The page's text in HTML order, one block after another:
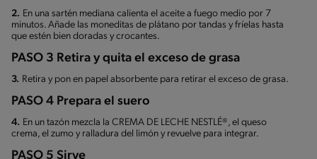
2. En una sartén mediana calienta el aceite a fuego medio por 7
minutos. Añade las moneditas de plátano por tandas y fríelas hasta
que estén bien doradas y crocantes.
PASO 3 Retira y quita el exceso de grasa
3. Retira y pon en papel absorbente para retirar el exceso de grasa.
PASO 4 Prepara el suero
4. En un tazón mezcla la CREMA DE LECHE NESTLÉ®, el queso
crema, el zumo y ralladura del limón y revuelve para integrar.
PASO 5 Sirve